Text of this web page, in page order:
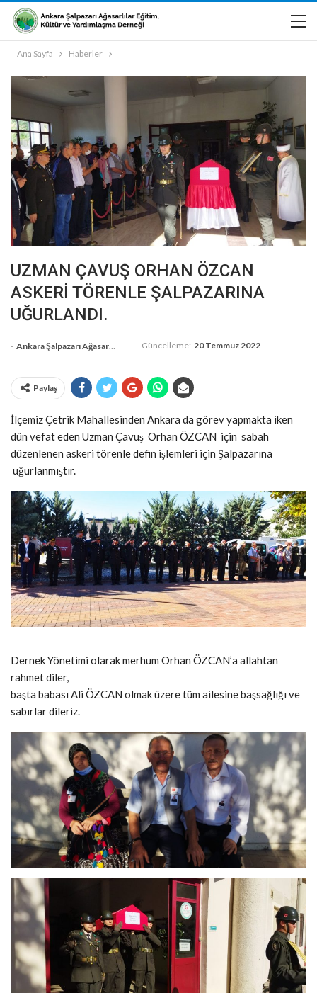
Ana Sayfa Haberler
UZMAN ÇAVUŞ ORHAN ÖZCAN
ASKERİ TÖRENLE ŞALPAZARINA
UĞURLANDI.
- Ankara Şalpazarı Ağasarlılar Eğitim Kültür Ve Dayanışma Derneği Güncelleme: 20 Temmuz 2022
Paylaş
İlçemiz Çetrik Mahallesinden Ankara da görev yapmakta iken
dün vefat eden Uzman Çavuş Orhan ÖZCAN için sabah
düzenlenen askeri törenle defin işlemleri için Şalpazarına
uğurlanmıştır.
Dernek Yönetimi olarak merhum Orhan ÖZCAN’a allahtan
rahmet diler,
başta babası Ali ÖZCAN olmak üzere tüm ailesine başsağlığı ve
sabırlar dileriz.